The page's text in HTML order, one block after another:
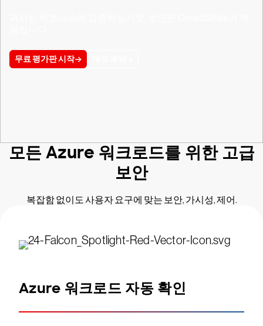
무료 평가판 시작
모든 Azure 워크로드를 위한 고급
보안
복잡함 없이도 사용자 요구에 맞는 보안, 가시성, 제어.
Azure 워크로드 자동 확인